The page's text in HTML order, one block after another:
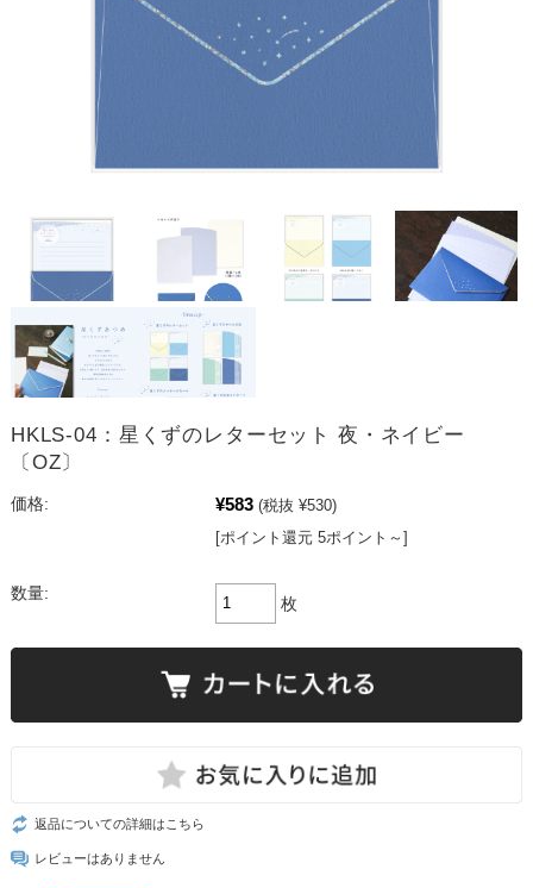
HKLS-04：星くずのレターセット 夜・ネイビー
〔OZ〕
価格: ¥583 (税抜 ¥530)
[ポイント還元 5ポイント～]
数量:
枚
返品についての詳細はこちら
レビューはありません